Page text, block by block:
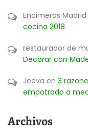
Encimeras Madrid
cocina 2018
restaurador de
Decorar con
Jeeva en 3
empotrado a
Archivos